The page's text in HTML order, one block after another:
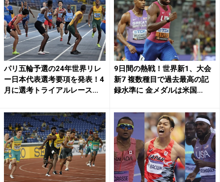
パリ五輪予選の24年世界リレ
ー日本代表選考要項を発表！4
月に選考トライアルレース...
9日間の熱戦！世界新1、大会
新7 複数種目で過去最高の記
録水準に 金メダルは米国...